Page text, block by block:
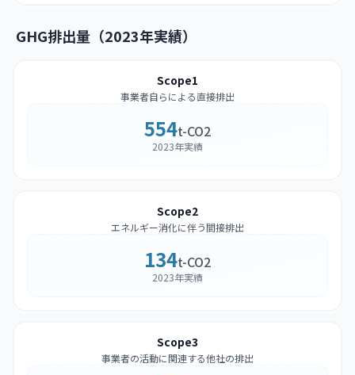
GHG排出量（2023年実績）
Scope1
事業者自らによる直接排出
554t-CO2
2023年実績
Scope2
エネルギー消化に伴う間接排出
134t-CO2
2023年実績
Scope3
事業者の活動に関連する他社の排出